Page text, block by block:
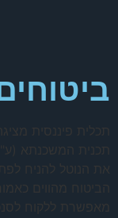
תכלית פיננסית
תכנית המשכנתא
את הנוטל להניח
הביטוח מהווים
מאפשרת ללקוח